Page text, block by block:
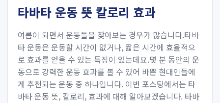
타바타 운동 뜻 칼로리 효과
여름이 되면서 운동들을 찾아보는 경우가 많습니다.타바
타 운동은 운동할 시간이 없거나, 짧은 시간에 효율적으
로 효과를 얻을 수 있는 특징이 있는데요.몇 분 동안의 운
동으로 강력한 운동 효과를 볼 수 있어 바쁜 현대인들에
게 추천되는 운동 중 하나입니다. 이번 포스팅에서는 타
바타 운동 뜻, 칼로리, 효과에 대해 알아보겠습니다. 타바